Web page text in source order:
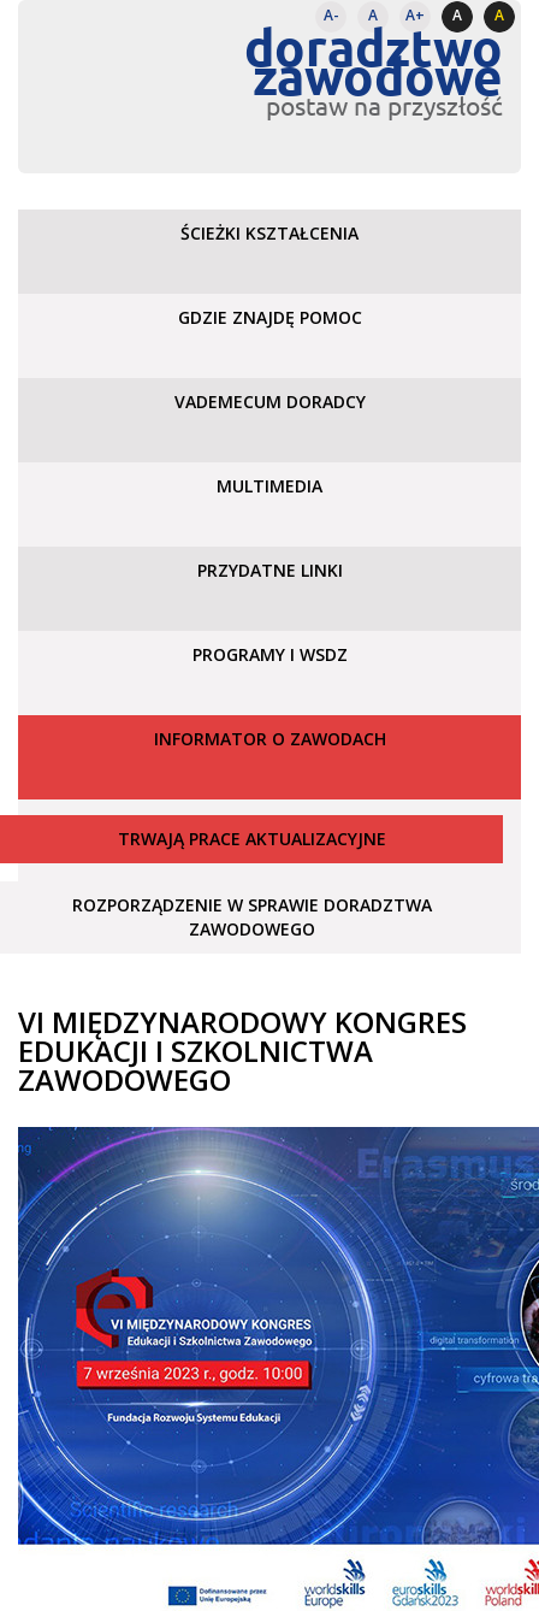
A- A A+ A A
doradztwo
zawodowe
postaw na przyszłość
ŚCIEŻKI KSZTAŁCENIA
GDZIE ZNAJDĘ POMOC
VADEMECUM DORADCY
MULTIMEDIA
PRZYDATNE LINKI
PROGRAMY I WSDZ
INFORMATOR O ZAWODACH
TRWAJĄ PRACE AKTUALIZACYJNE
ROZPORZĄDZENIE W SPRAWIE DORADZTWA
ZAWODOWEGO
VI MIĘDZYNARODOWY KONGRES
EDUKACJI I SZKOLNICTWA
ZAWODOWEGO